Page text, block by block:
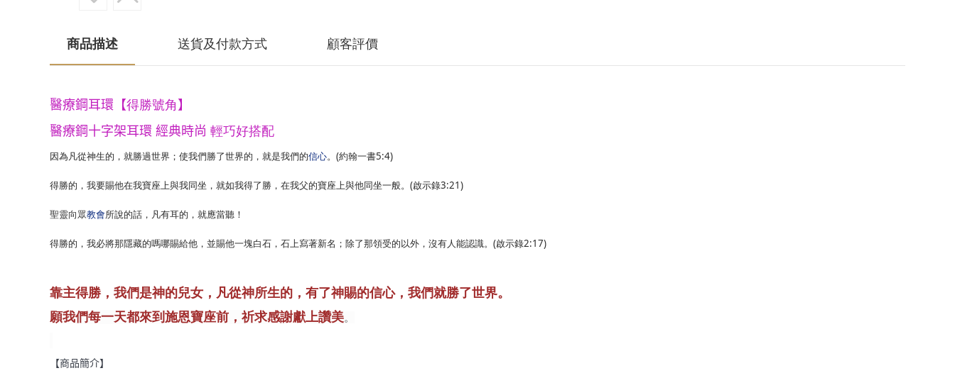
商品描述 送貨及付款方式 顧客評價
醫療鋼耳環【得勝號角 】
醫療鋼十字架耳環 經典時尚 輕巧好搭配
因為凡從神生的，就勝過世界；使我們勝了世界的，就是我們的信心。 (約翰一書5:4)
得勝的，我要賜他在我寶座上與我同坐，就如我得了勝，在我父的寶座上與他同坐一般。 (啟示錄3:21)
聖靈向眾教會所說的話，凡有耳的，就應當聽！
得勝的，我必將那隱藏的嗎哪賜給他，並賜他一塊白石，石上寫著新名；除了那領受的以外，沒有人能認識。 (啟示錄2:17)
靠主得勝，我們是神的兒女，凡從神所生的，有了神賜的信心，我們就勝了世界。
願我們每一天都來到施恩寶座前，祈求感謝獻上讚美。
【商品簡介】